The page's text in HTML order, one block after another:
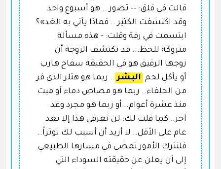
قالت في قلق: -- تصور .. هو أسبوع واحد
وقد اكتشفت الكثير .. فماذا يأتي به الغد»؟
ابتسمت في رقة وقلت: - هذه مسألة
متروكة للحظ... قد تكتشف الزوجة أن
زوجها الرقيق هو في الحقيقة سفاح هارب
أو يأكل لحم البشر .. ربما هو هتلر الذي فر
من الحلفاء.. ربما هو مصاص دماء أو ميت
منذ عشرة أعوام.. أو ربما هو مجرد وغد
آخر.. كما قلت لك: لن تعرفي هذا إلا بعد
عام على الأقل.. لا أريد أن أسبب لك توتراً..
فلنترك الأمور تمضي في مسارها الطبيعي
إلى أن يعلن عن حقيقته السوداء التي